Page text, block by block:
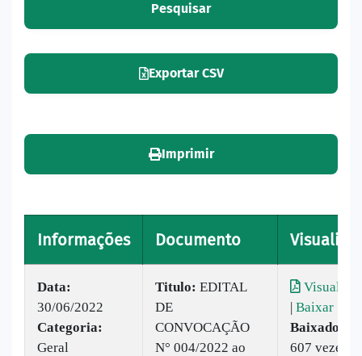
Pesquisar
Exportar CSV
Imprimir
Informações Documento Visualizar
Data:
30/06/2022
Categoria:
Geral
Titulo: ​EDITAL
DE
CONVOCAÇÃO
N° 004/2022 ao
Visualizar
| Baixar
Baixado:
607 vezes